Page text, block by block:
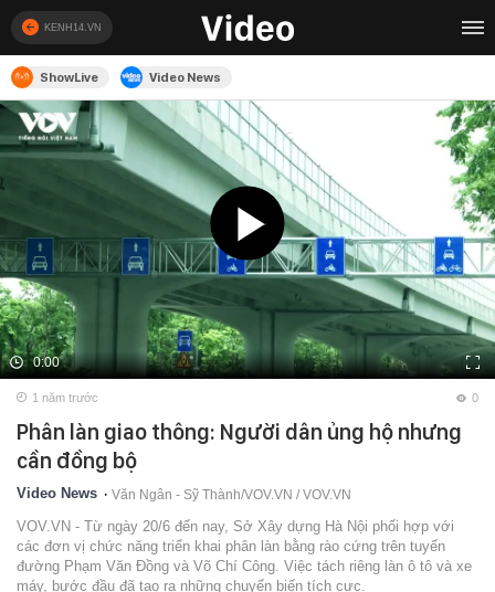
KENH14.VN
ShowLive Video News
0:00
1 năm trước 0
Phân làn giao thông: Người dân ủng hộ nhưng
cần đồng bộ
Video News Văn Ngân - Sỹ Thành/VOV.VN / VOV.VN
VOV.VN - Từ ngày 20/6 đến nay, Sở Xây dựng Hà Nội phối hợp với
các đơn vị chức năng triển khai phân làn bằng rào cứng trên tuyến
đường Phạm Văn Đồng và Võ Chí Công. Việc tách riêng làn ô tô và xe
máy, bước đầu đã tạo ra những chuyển biến tích cực.